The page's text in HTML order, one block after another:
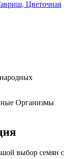
Организмы
выбор семян с